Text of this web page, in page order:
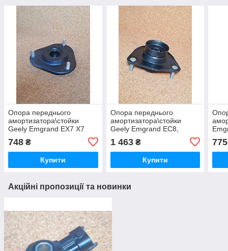
Опора переднього
амортизатора\стойки
Geely Emgrand EX7 X7
Джилі Емгранд Икс7 Джилі
Емгранд Х7
748 ₴
Купити
Опора переднього
амортизатора\стойки
Geely Emgrand EC8,
Джилі Емгранд ЕС8
1 463₴
Купити
775
Акційні пропозиції та новинки